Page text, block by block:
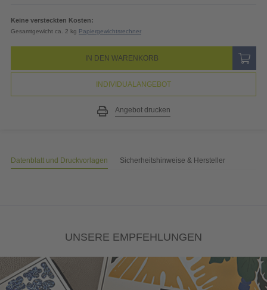
Keine versteckten Kosten:
Gesamtgewicht ca. 2 kg Papiergewichtsrechner
IN DEN WARENKORB
INDIVIDUALANGEBOT
Angebot drucken
Datenblatt und Druckvorlagen Sicherheitshinweise & Hersteller
UNSERE EMPFEHLUNGEN